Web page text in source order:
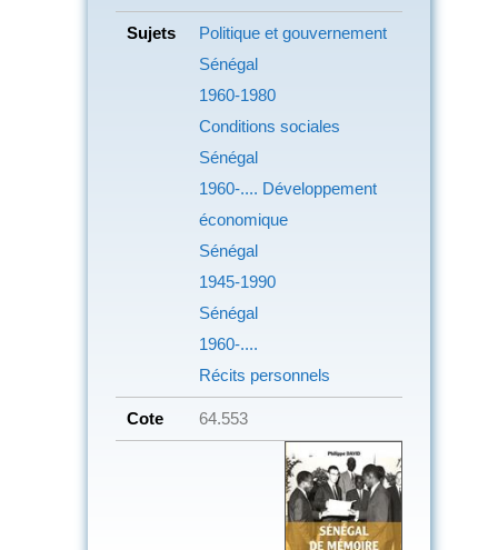
Sujets
Politique et gouvernement
Sénégal
1960-1980
Conditions sociales
Sénégal
1960-.... Développement
économique
Sénégal
1945-1990
Sénégal
1960-....
Récits personnels
Cote 64.553